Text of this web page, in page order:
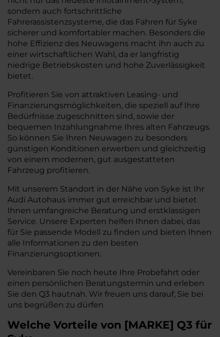
sondern auch fortschrittliche
Fahrerassistenzsysteme, die das Fahren für Syke
sicherer und komfortabler machen. Besonders die
hohe Effizienz des Neuwagens macht ihn auch zu
einer wirtschaftlichen Wahl, da er langfristig
niedrige Betriebskosten und hohe Zuverlässigkeit
bietet.
Profitieren Sie von attraktiven Leasing- und
Finanzierungsmöglichkeiten, die speziell auf Ihre
Bedürfnisse zugeschnitten sind, sowie der
bequemen Inzahlungnahme Ihres alten Fahrzeugs.
So können Sie Ihren Neuwagen zu besonders
günstigen Konditionen erwerben und gleichzeitig
von einem modernen, gut ausgestatteten
Fahrzeug profitieren.
Mit unserem Standort in der Nähe von Syke ist Ihr
Audi Autohaus immer gut erreichbar und bietet
Ihnen umfangreiche Beratung und erstklassigen
Service. Unsere Experten helfen Ihnen dabei, das
für Sie passende Modell zu finden und bieten Ihnen
alle Informationen zu den besten
Finanzierungsoptionen.
Vereinbaren Sie noch heute Ihre Probefahrt oder
einen persönlichen Beratungstermin und erleben
Sie den Q3 hautnah. Wir freuen uns darauf, Sie bei
uns begrüßen zu dürfen
Welche Vorteile von [MARKE] Q3 für